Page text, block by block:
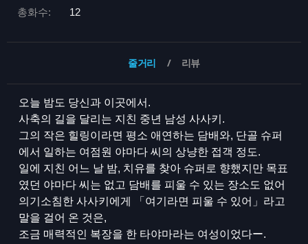
총화수: 12
줄거리 리뷰
오늘 밤도 당신과 이곳에서.
사축의 길을 달리는 지친 중년 남성 사사키.
그의 작은 힐링이라면 평소 애연하는 담배와, 단골 슈퍼
에서 일하는 여점원 야마다 씨의 상냥한 접객 정도.
일에 지친 어느 날 밤, 치유를 찾아 슈퍼로 향했지만 목표
였던 야마다 씨는 없고 담배를 피울 수 있는 장소도 없어
의기소침한 사사키에게 「여기라면 피울 수 있어」라고
말을 걸어 온 것은,
조금 매력적인 복장을 한 타야마라는 여성이었다ー.